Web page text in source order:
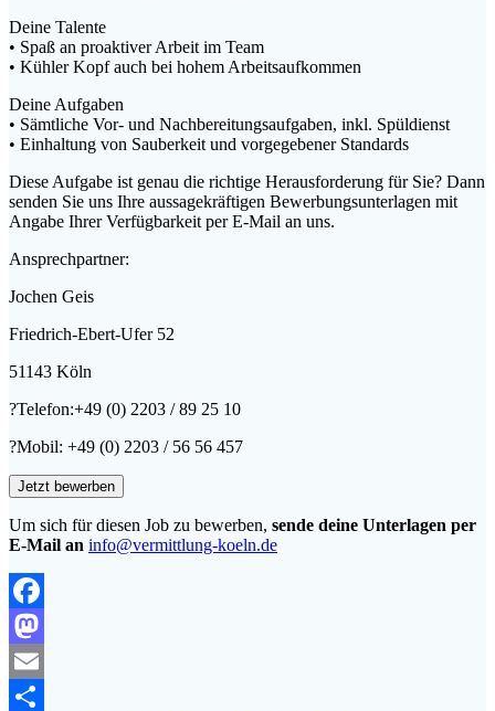
Deine Talente
• Spaß an proaktiver Arbeit im Team
• Kühler Kopf auch bei hohem Arbeitsaufkommen
Deine Aufgaben
• Sämtliche Vor- und Nachbereitungsaufgaben, inkl. Spüldienst
• Einhaltung von Sauberkeit und vorgegebener Standards
Diese Aufgabe ist genau die richtige Herausforderung für Sie? Dann
senden Sie uns Ihre aussagekräftigen Bewerbungsunterlagen mit
Angabe Ihrer Verfügbarkeit per E-Mail an uns.
Ansprechpartner:
Jochen Geis
Friedrich-Ebert-Ufer 52
51143 Köln
?Telefon:+49 (0) 2203 / 89 25 10
?Mobil: +49 (0) 2203 / 56 56 457
Um sich für diesen Job zu bewerben, sende deine Unterlagen per
E-Mail an info@vermittlung-koeln.de
Facebook
Mastodon
Email